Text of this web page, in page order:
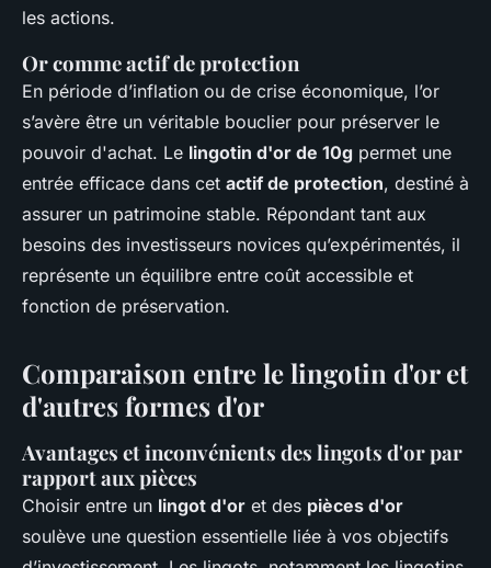
les actions.
Or comme actif de protection
En période d’inflation ou de crise économique, l’or
s’avère être un véritable bouclier pour préserver le
pouvoir d'achat. Le lingotin d'or de 10g permet une
entrée efficace dans cet actif de protection, destiné à
assurer un patrimoine stable. Répondant tant aux
besoins des investisseurs novices qu’expérimentés, il
représente un équilibre entre coût accessible et
fonction de préservation.
Comparaison entre le lingotin d'or et
d'autres formes d'or
Avantages et inconvénients des lingots d'or par
rapport aux pièces
Choisir entre un lingot d'or et des pièces d'or
soulève une question essentielle liée à vos objectifs